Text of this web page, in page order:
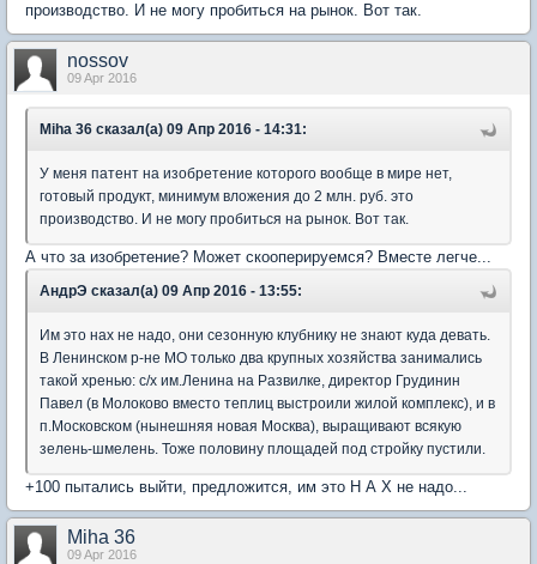
производство. И не могу пробиться на рынок. Вот так.
nossov
09 Apr 2016
Miha 36 сказал(а) 09 Апр 2016 - 14:31:
У меня патент на изобретение которого вообще в мире нет,
готовый продукт, минимум вложения до 2 млн. руб. это
производство. И не могу пробиться на рынок. Вот так.
А что за изобретение? Может скооперируемся? Вместе легче...
АндрЭ сказал(а) 09 Апр 2016 - 13:55:
Им это нах не надо, они сезонную клубнику не знают куда девать.
В Ленинском р-не МО только два крупных хозяйства занимались
такой хренью: с/х им.Ленина на Развилке, директор Грудинин
Павел (в Молоково вместо теплиц выстроили жилой комплекс), и в
п.Московском (нынешняя новая Москва), выращивают всякую
зелень-шмелень. Тоже половину площадей под стройку пустили.
+100 пытались выйти, предложится, им это Н А Х не надо...
Miha 36
09 Apr 2016